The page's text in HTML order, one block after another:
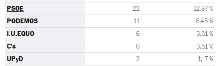
PSOE 22 12,87 %
PODEMOS 11 6,43 %
I.U.EQUO 6 3,51 %
C's 6 3,51 %
UPyD 2 1,17 %